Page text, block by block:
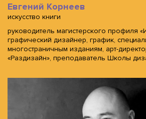
Евгений Корнеев
искусство книги
руководитель магистерского профиля
графический дизайнер, график,
многостраничным изданиям, арт-
«Раздизайн», преподаватель Школы